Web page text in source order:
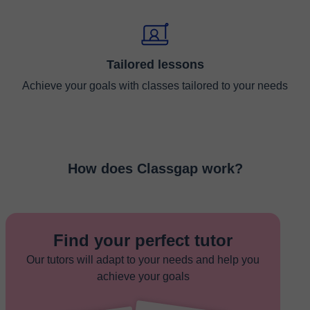
Tailored lessons
Achieve your goals with classes tailored to your needs
How does Classgap work?
Find your perfect tutor
Our tutors will adapt to your needs and help you
achieve your goals